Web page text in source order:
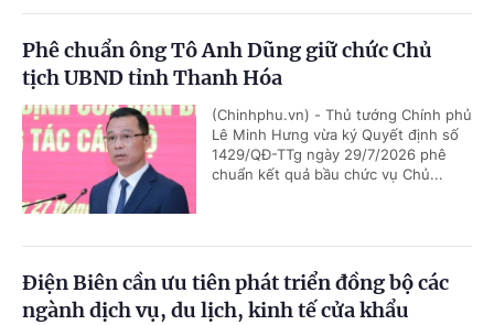
Phê chuẩn ông Tô Anh Dũng giữ chức Chủ
tịch UBND tỉnh Thanh Hóa
(Chinhphu.vn) - Thủ tướng Chính phủ
Lê Minh Hưng vừa ký Quyết định số
1429/QĐ-TTg ngày 29/7/2026 phê
chuẩn kết quả bầu chức vụ Chủ...
Điện Biên cần ưu tiên phát triển đồng bộ các
ngành dịch vụ, du lịch, kinh tế cửa khẩu